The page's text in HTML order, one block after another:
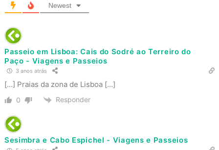
Newest
Passeio em Lisboa: Cais do Sodré ao Terreiro do
Paço - Viagens e Passeios
3 anos atrás
[…] Praias da zona de Lisboa […]
0 Responder
Sesimbra e Cabo Espichel - Viagens e Passeios